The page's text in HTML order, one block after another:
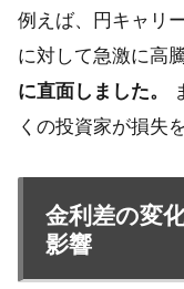
例えば、円キャリ
に対して急激に高騰
に直面しました。
くの投資家が損失
金利差の変
影響